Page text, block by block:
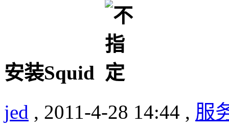
安装Squid
jed , 2011-4-28 14:44 , 服